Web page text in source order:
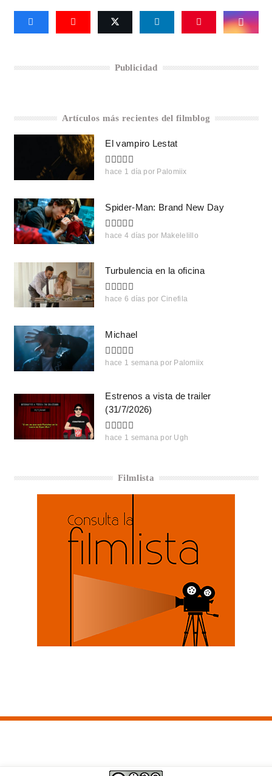
Publicidad
Artículos más recientes del filmblog
El vampiro Lestat
hace 1 día por Palomiix
Spider-Man: Brand New Day
hace 4 días por Makelelillo
Turbulencia en la oficina
hace 6 días por Cinefila
Michael
hace 1 semana por Palomiix
Estrenos a vista de trailer
(31/7/2026)
hace 1 semana por Ugh
Filmlista